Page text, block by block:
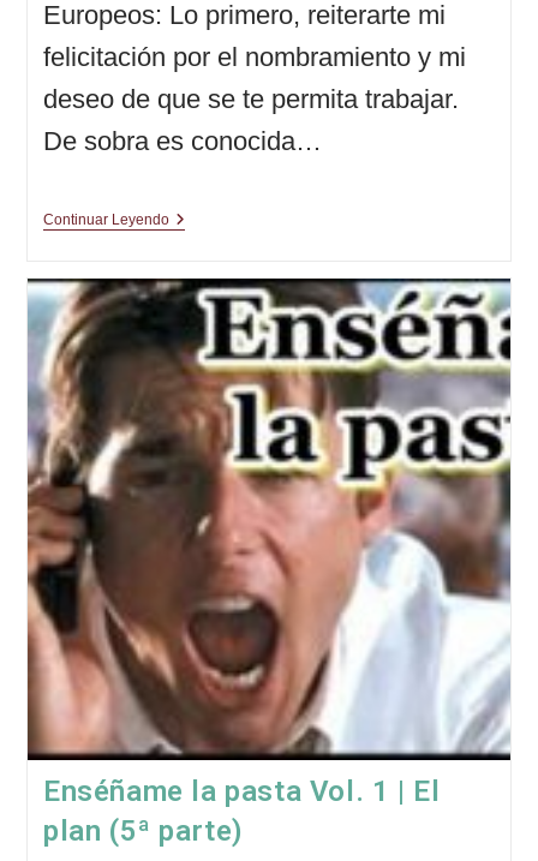
Europeos: Lo primero, reiterarte mi
felicitación por el nombramiento y mi
deseo de que se te permita trabajar.
De sobra es conocida…
Continuar LeyendoCarta
El
Plan
Parte)
Enséñame la pasta Vol. 1 | El
plan (5ª parte)